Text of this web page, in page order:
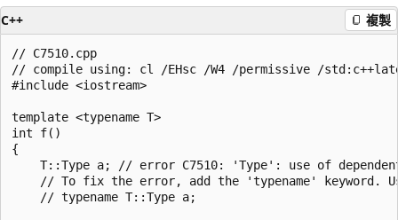
C++ 複製
// C7510.cpp
// compile using: cl /EHsc /W4 /permissive /
#include <iostream>
template <typename T>
int f()
{
T::Type a; // error C7510: 'Type': use of
// To fix the error, add the 'typename' keyword.
    // typename T::Type a;